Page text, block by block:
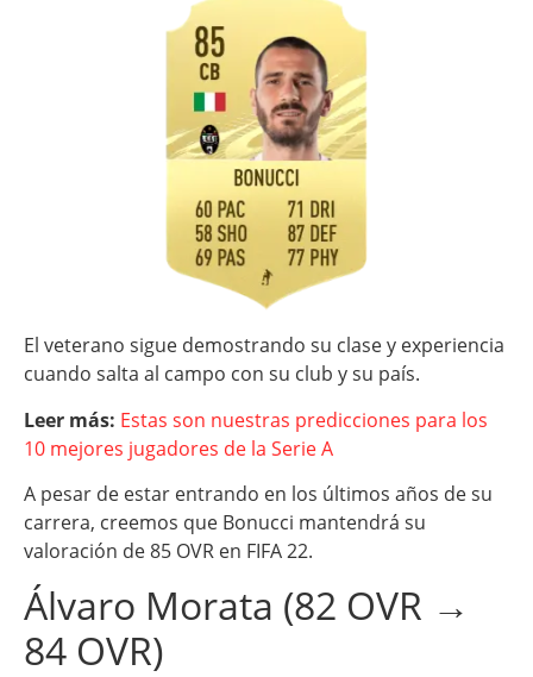
El veterano sigue demostrando su clase y experiencia
cuando salta al campo con su club y su país.
Leer más: Estas son nuestras predicciones para los
10 mejores jugadores de la Serie A
A pesar de estar entrando en los últimos años de su
carrera, creemos que Bonucci mantendrá su
valoración de 85 OVR en FIFA 22.
Álvaro Morata (82 OVR →
84 OVR)